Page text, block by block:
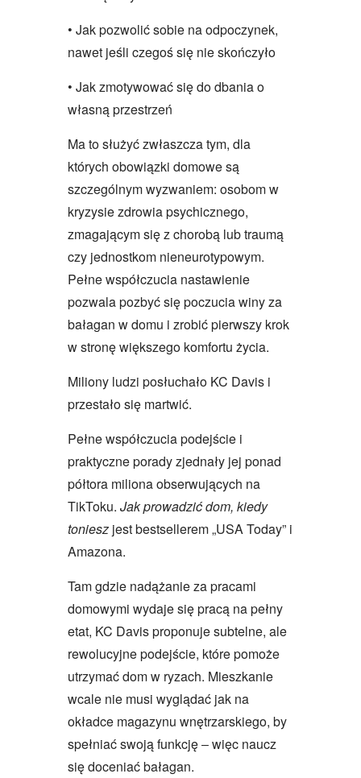
• Jak pozwolić sobie na odpoczynek,
nawet jeśli czegoś się nie skończyło
• Jak zmotywować się do dbania o
własną przestrzeń
Ma to służyć zwłaszcza tym, dla
których obowiązki domowe są
szczególnym wyzwaniem: osobom w
kryzysie zdrowia psychicznego,
zmagającym się z chorobą lub traumą
czy jednostkom nieneurotypowym.
Pełne współczucia nastawienie
pozwala pozbyć się poczucia winy za
bałagan w domu i zrobić pierwszy krok
w stronę większego komfortu życia.
Miliony ludzi posłuchało KC Davis i
przestało się martwić.
Pełne współczucia podejście i
praktyczne porady zjednały jej ponad
półtora miliona obserwujących na
TikToku. Jak prowadzić dom, kiedy
toniesz jest bestsellerem „USA Today” i
Amazona.
Tam gdzie nadążanie za pracami
domowymi wydaje się pracą na pełny
etat, KC Davis proponuje subtelne, ale
rewolucyjne podejście, które pomoże
utrzymać dom w ryzach. Mieszkanie
wcale nie musi wyglądać jak na
okładce magazynu wnętrzarskiego, by
spełniać swoją funkcję ‒ więc naucz
się doceniać bałagan.